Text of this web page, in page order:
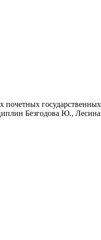
почетных
Безгодова Ю.,